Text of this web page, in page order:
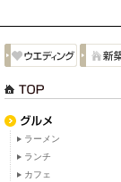
ラーメン
ランチ
カフェ